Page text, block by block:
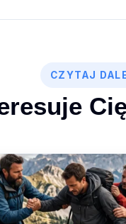
CZYTAJ